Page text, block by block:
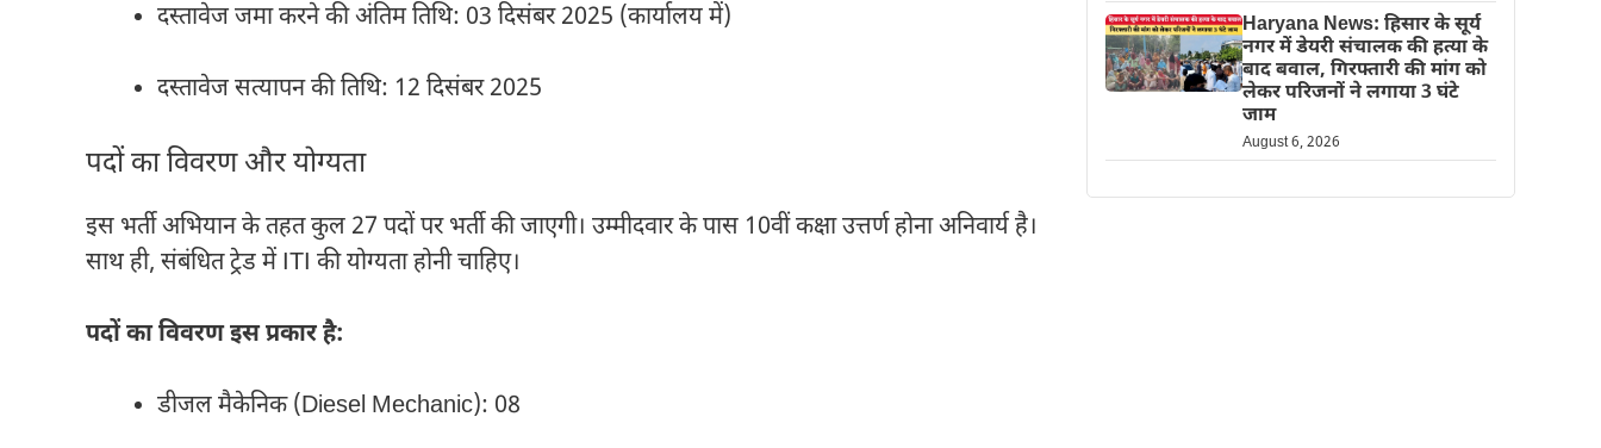
दस्तावेज जमा करने की अंतिम तिथि: 03 दिसंबर 2025 (कार्यालय में)
दस्तावेज सत्यापन की तिथि: 12 दिसंबर 2025
पदों का विवरण और योग्यता
इस भर्ती अभियान के तहत कुल 27 पदों पर भर्ती की जाएगी। उम्मीदवार के पास 10वीं कक्षा उत्तर्ण होना अनिवार्य है।
साथ ही, संबंधित ट्रेड में ITI की योग्यता होनी चाहिए।
पदों का विवरण इस प्रकार है:
डीजल मैकेनिक (Diesel Mechanic): 08
Haryana News: हिसार के सूर्य
नगर में डेयरी संचालक की हत्या के
बाद बवाल, गिरफ्तारी की मांग को
लेकर परिजनों ने लगाया 3 घंटे
जाम
August 6, 2026